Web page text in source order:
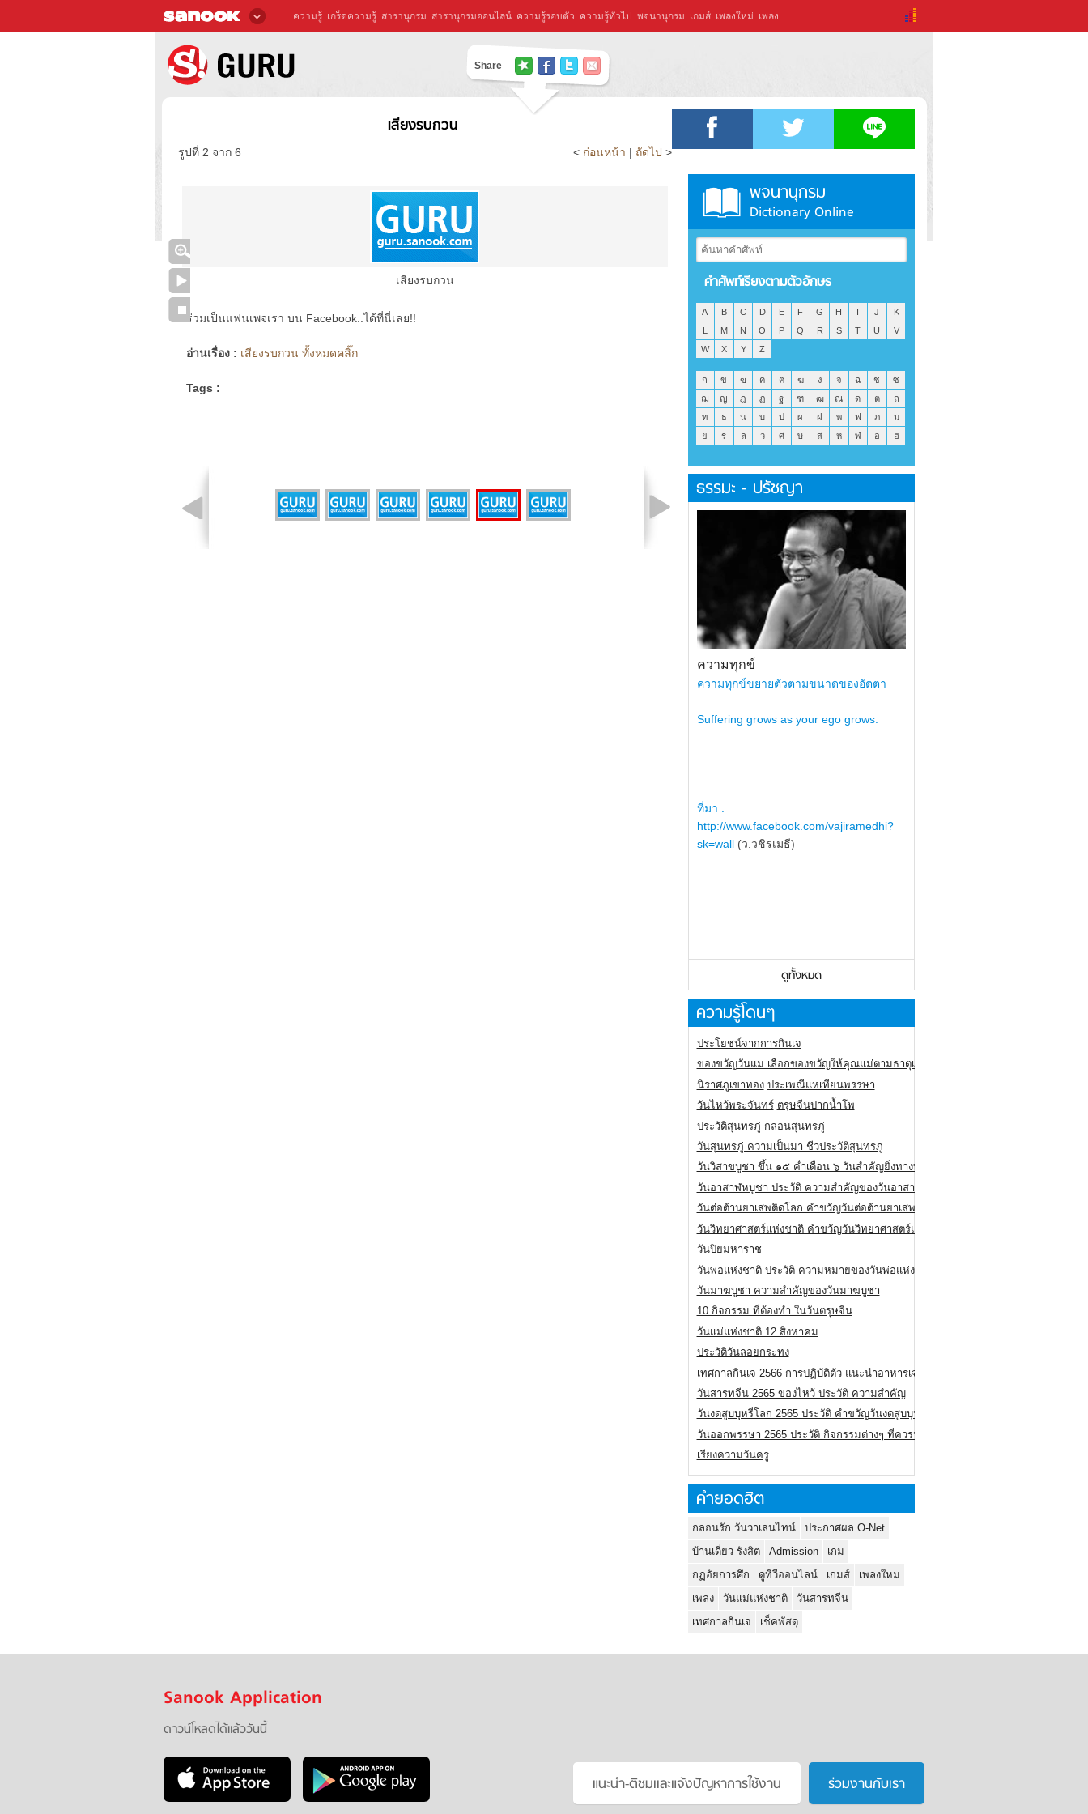
ความรู้ เกร็ดความรู้ สารานุกรม สารานุกรมออนไลน์ ความรู้รอบตัว ความรู้ทั่วไป พจนานุกรม เกมส์ เพลงใหม่ เพลง
Share
เสียงรบกวน
รูปที่ 2 จาก 6 < ก่อนหน้า | ถัดไป >
เสียงรบกวน
ร่วมเป็นแฟนเพจเรา บน Facebook..ได้ที่นี่เลย!!
อ่านเรื่อง : เสียงรบกวน ทั้งหมดคลิ๊ก
Tags :
พจนานุกรม
Dictionary Online
คำศัพท์เรียงตามตัวอักษร
A B C D E F G H I J
K
L
M N O P Q R S T U
V
W
X Y Z
ก ข ฃ ค ฅ ฆ ง จ ฉ ช
ซ
ฌ
ญ ฎ ฏ ฐ ฑ ฒ ณ ด ต
ถ
ท
ธ น บ ป ผ ฝ พ ฟ ภ
ม
ย
ร ล ว ศ ษ ส ห ฬ อ ฮ
ธรรมะ - ปรัชญา
ความทุกข์
ความทุกข์ขยายตัวตามขนาดของอัตตา
Suffering grows as your ego grows.
ที่มา :
http://www.facebook.com/vajiramedhi?
sk=wall (ว.วชิรเมธี)
ดูทั้งหมด
ความรู้โดนๆ
ประโยชน์จากการกินเจ
ของขวัญวันแม่ เลือกของขวัญให้คุณแม่ตามธาตุเกิด
นิราศภูเขาทอง ประเพณีแห่เทียนพรรษา
วันไหว้พระจันทร์ ตรุษจีนปากน้ำโพ
ประวัติสุนทรภู่ กลอนสุนทรภู่
วันสุนทรภู่ ความเป็นมา ชีวประวัติสุนทรภู่
วันวิสาขบูชา ขึ้น ๑๕ ค่ำเดือน ๖ วันสำคัญยิ่งทางพระพุทธศาสนา
วันอาสาฬหบูชา ประวัติ ความสําคัญของวันอาสาฬหบูชา
วันต่อต้านยาเสพติดโลก คำขวัญวันต่อต้านยาเสพติดสากล
วันวิทยาศาสตร์แห่งชาติ คำขวัญวันวิทยาศาสตร์แห่งชาติ
วันปิยมหาราช
วันพ่อแห่งชาติ ประวัติ ความหมายของวันพ่อแห่งชาติ
วันมาฆบูชา ความสำคัญของวันมาฆบูชา
10 กิจกรรม ที่ต้องทำ ในวันตรุษจีน
วันแม่แห่งชาติ 12 สิงหาคม
ประวัติวันลอยกระทง
เทศกาลกินเจ 2566 การปฏิบัติตัว แนะนำอาหารเจ
วันสารทจีน 2565 ของไหว้ ประวัติ ความสำคัญ
วันงดสูบบุหรี่โลก 2565 ประวัติ คำขวัญวันงดสูบบุหรี่โลก
วันออกพรรษา 2565 ประวัติ กิจกรรมต่างๆ ที่ควรปฏิบัติ
เรียงความวันครู
คำยอดฮิต
กลอนรัก วันวาเลนไทน์
ประกาศผล O-Net
บ้านเดี่ยว รังสิต
Admission
เกม
กฏอัยการศึก
ดูทีวีออนไลน์ เกมส์
เพลงใหม่
เพลง
วันแม่แห่งชาติ
วันสารทจีน
เทศกาลกินเจ
เช็คพัสดุ
Sanook Application
ดาวน์โหลดได้แล้ววันนี้
แนะนำ-ติชมเเละแจ้งปัญหาการใช้งาน ร่วมงานกับเรา